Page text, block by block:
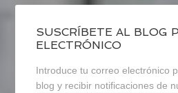
SUSCRÍBETE AL BLOG
ELECTRÓNICO
Introduce tu correo electrónico
blog y recibir notificaciones de